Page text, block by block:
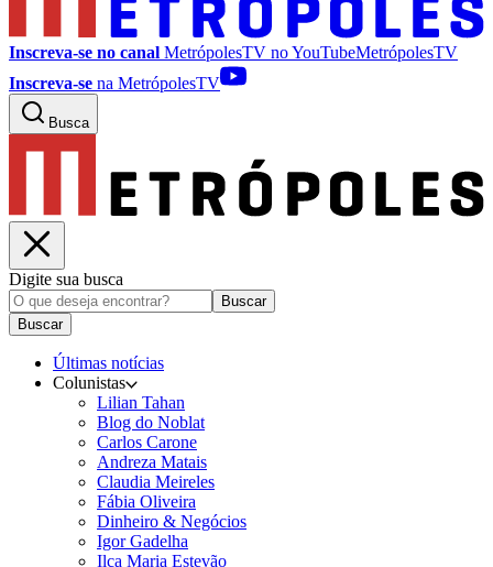
Inscreva-se no canal MetrópolesTV noYouTubeMetrópolesTV
Inscreva-se na MetrópolesTV
Busca
Digite sua busca
Buscar
Buscar
Últimas notícias
Colunistas
Lilian Tahan
Blog do Noblat
Carlos Carone
Andreza Matais
Claudia Meireles
Fábia Oliveira
Dinheiro & Negócios
Igor Gadelha
Ilca Maria Estevão